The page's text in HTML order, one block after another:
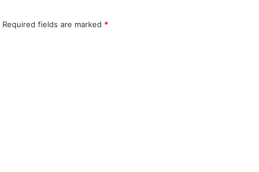
Required fields are marked *